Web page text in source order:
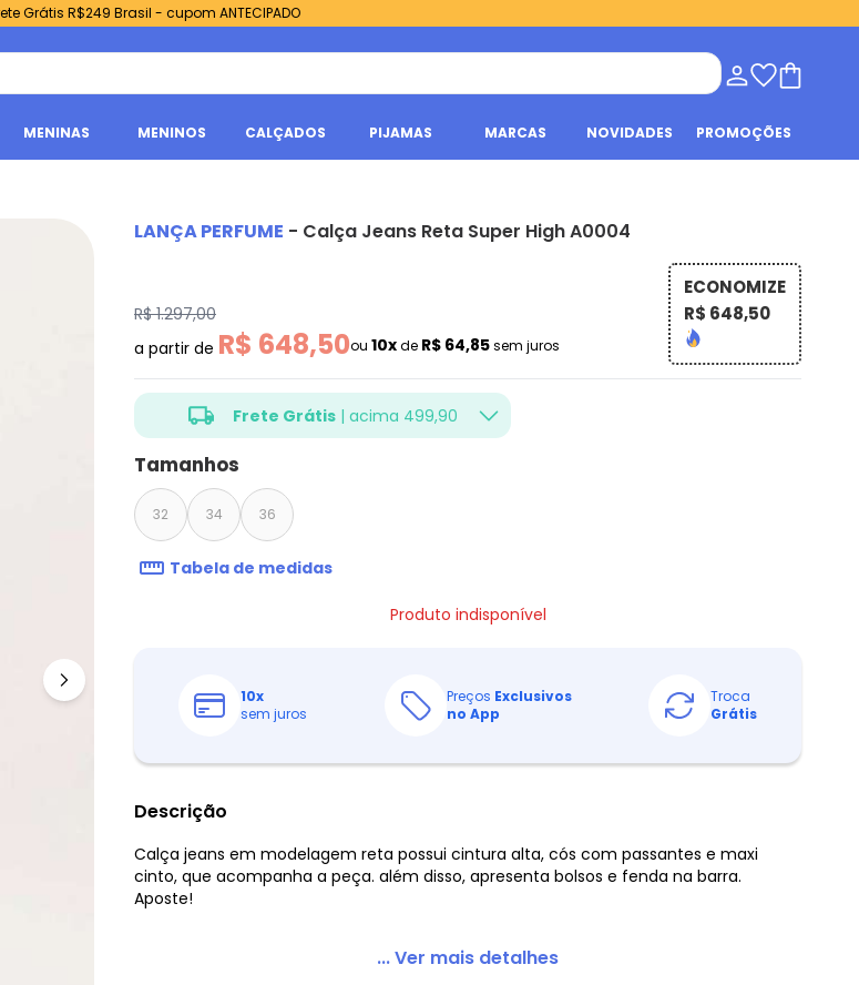
Grátis R$249 Brasil - cupom ANTECIPADO
MENINAS MENINOS CALÇADOS PIJAMAS MARCAS NOVIDADES PROMOÇÕES
LANÇA PERFUME - Calça Jeans Reta Super High A0004
R$ 1.297,00
a partir de R$ 648,50ou 10xde R$ 64,85sem juros
ECONOMIZE
R$ 648,50
Frete Grátis | acima 499,90
o frete é grátis para todo o Brasil nas compras
acima de R$499,90.
Tamanhos
32 34 36
Tabela de medidas
Produto indisponível
10x
sem juros
Preços Exclusivos
no App
Troca
Grátis
Descrição
Calça jeans em modelagem reta possui cintura alta, cós com passantes e maxi
cinto, que acompanha a peça. além disso, apresenta bolsos e fenda na barra.
Aposte!
... Ver mais detalhes